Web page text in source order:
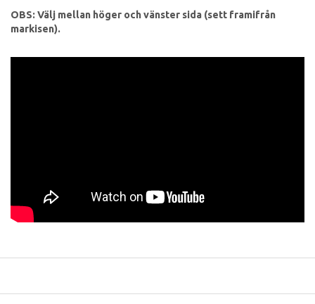
OBS: Välj mellan höger och vänster sida (sett framifrån
markisen).